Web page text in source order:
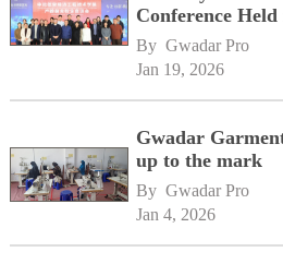
Conference
By Gwadar Pro
Jan 19, 2026
Gwadar
up to the mark
By Gwadar Pro
Jan 4, 2026